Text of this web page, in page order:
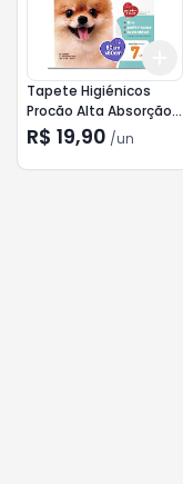
Add
Tapete Higiénicos
Procão Alta Absorção
80cmX60cm 7un
R$ 19,90 /un